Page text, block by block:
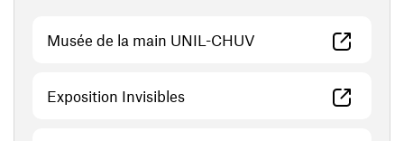
Musée de la main UNIL-CHUV (ouvre une nouvelle
Exposition Invisibles(ouvre une nouvelle fenêtre)